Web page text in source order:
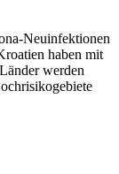
Neuinfektionen
haben mit
werden